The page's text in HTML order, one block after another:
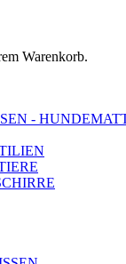
Warenkorb.
-